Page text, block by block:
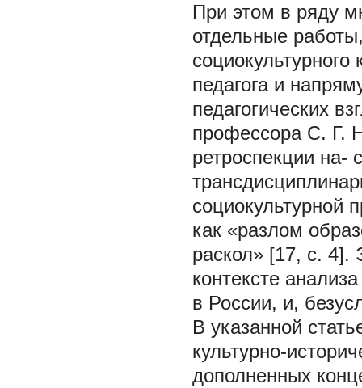
При этом в ряду
отдельные
социокультурного
педагога и
педагогических
профессора С. Г.
ретроспекции на-
социокультурной
как «разлом
раскол» [17, с. 4].
контексте
в России, и,
В указанной
культурно-
дополненных